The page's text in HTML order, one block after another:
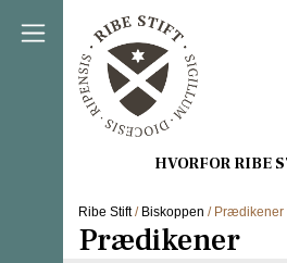
Direkte til indholdet
Ribe Stift/ Biskoppen / Prædikener
Prædikener